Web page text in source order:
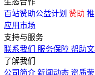
生态合作
百站赞助公益计划 赞助
应用市场
支持与服务
联系我们
服务保障 帮助
了解我们
公司简介 新闻动态 资质